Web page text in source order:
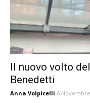
Il nuovo volto
Benedetti
Anna Volpicelli 6